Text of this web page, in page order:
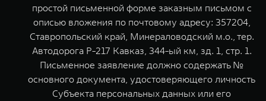
простой письменной форме заказным письмом с
описью вложения по почтовому адресу: 357204,
Ставропольский край, Минераловодский м.о., тер.
Автодорога Р-217 Кавказ, 344-ый км, зд. 1, стр. 1.
Письменное заявление должно содержать №
основного документа, удостоверяющего личность
Субъекта персональных данных или его